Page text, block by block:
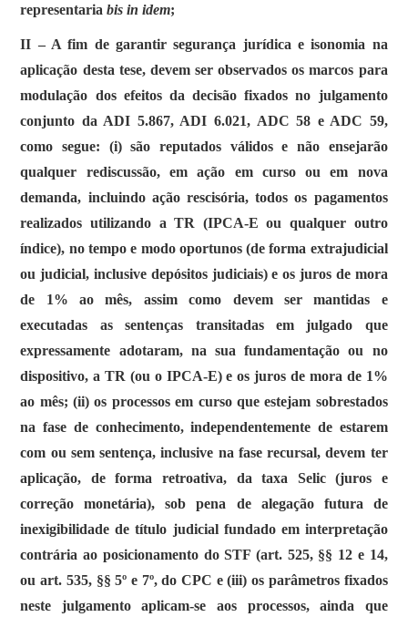
representariabis in idem;
II – A fim de garantir segurança jurídica e isonomia na
aplicação desta tese, devem ser observados os marcos para
modulação dos efeitos da decisão fixados no julgamento
conjunto da ADI 5.867, ADI 6.021, ADC 58 e ADC 59,
como segue: (i) são reputados válidos e não ensejarão
qualquer rediscussão, em ação em curso ou em nova
demanda, incluindo ação rescisória, todos os pagamentos
realizados utilizando a TR (IPCA-E ou qualquer outro
índice), no tempo e modo oportunos (de forma extrajudicial
ou judicial, inclusive depósitos judiciais) e os juros de mora
de 1% ao mês, assim como devem ser mantidas e
executadas as sentenças transitadas em julgado que
expressamente adotaram, na sua fundamentação ou no
dispositivo, a TR (ou o IPCA-E) e os juros de mora de 1%
ao mês; (ii) os processos em curso que estejam sobrestados
na fase de conhecimento, independentemente de estarem
com ou sem sentença, inclusive na fase recursal, devem ter
aplicação, de forma retroativa, da taxa Selic (juros e
correção monetária), sob pena de alegação futura de
inexigibilidade de título judicial fundado em interpretação
contrária ao posicionamento do STF (art. 525, §§ 12 e 14,
ou art. 535, §§ 5º e 7º, do CPC e (iii) os parâmetros fixados
neste julgamento aplicam-se aos processos, ainda que